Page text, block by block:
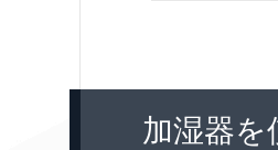
加湿器を